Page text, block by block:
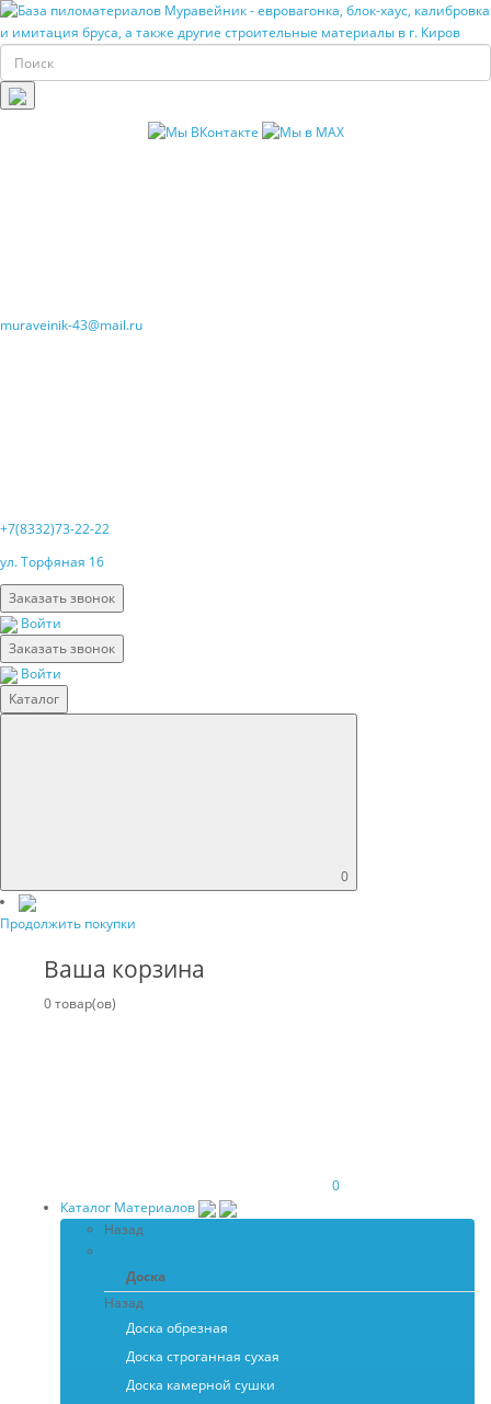
muraveinik-43@mail.ru
+7(8332)73-22-22
ул. Торфяная 16
Заказать звонок
Войти
Заказать звонок
Войти
Каталог
0
Продолжить покупки
Ваша корзина
0 товар(ов)
0
Каталог Материалов
Назад
Доска
Назад
Доска обрезная
Доска строганная сухая
Доска камерной сушки